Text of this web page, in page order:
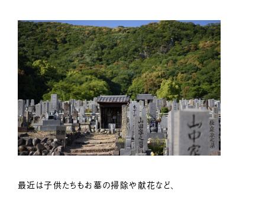
最近は子供たちもお墓の掃除や献花など、